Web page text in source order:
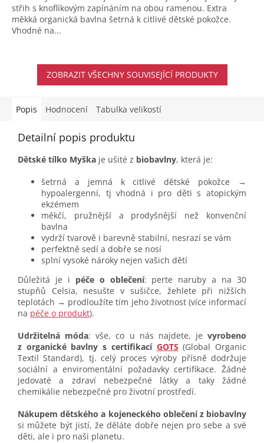
střih s knoflíkovým zapínáním na obou ramenou. Extra
měkká organická bavlna šetrná k citlivé dětské pokožce.
Vhodné na...
ZOBRAZIT VŠECHNY SOUVISEJÍCÍ PRODUKTY
Popis Hodnocení Tabulka velikostí
Detailní popis produktu
Dětské tílko Myška je ušité z biobavlny, která je:
šetrná a jemná k citlivé dětské pokožce →
hypoalergenní, tj vhodná i pro děti s atopickým
ekzémem
měkčí, pružnější a prodyšnější než konvenční
bavlna
vydrží tvarově i barevně stabilní, nesrazí se vám
perfektně sedí a dobře se nosí
splní vysoké nároky nejen vašich dětí
Důležitá je i péče o oblečení: perte naruby a na 30
stupňů Celsia, nesušte v sušičce, žehlete při nižších
teplotách → prodloužíte tím jeho životnost (více informací
na péče o produkt).
Udržitelná móda: vše, co u nás najdete, je vyrobeno
z organické bavlny s certifikací GOTS (Global Organic
Textil Standard), tj. celý proces výroby přísně dodržuje
sociální a enviromentální požadavky certifikace. Žádné
jedovaté a zdraví nebezpečné látky a taky žádné
chemikálie nebezpečné pro životní prostředí.
Nákupem dětského a kojeneckého oblečení z biobavlny
si můžete být jistí, že děláte dobře nejen pro sebe a své
děti, ale i pro naši planetu.